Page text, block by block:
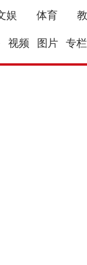
娱 体育
视频 图片 专栏